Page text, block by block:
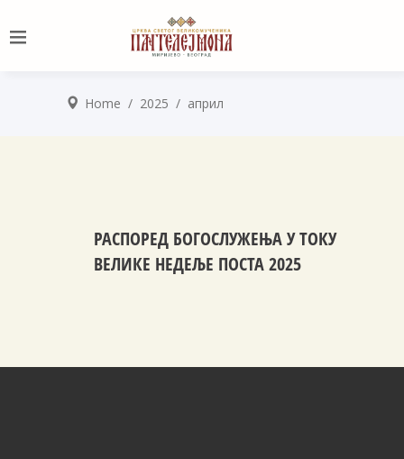
Home / 2025 / април
РАСПОРЕД БОГОСЛУЖЕЊА У ТОКУ
ВЕЛИКЕ НЕДЕЉЕ ПОСТА 2025